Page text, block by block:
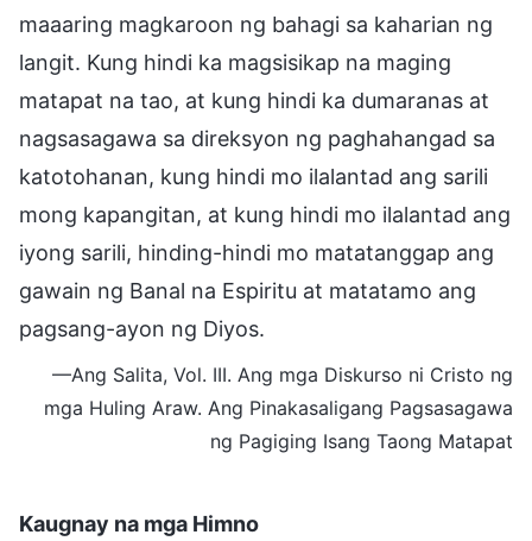
maaaring magkaroon ng bahagi sa kaharian ng
langit. Kung hindi ka magsisikap na maging
matapat na tao, at kung hindi ka dumaranas at
nagsasagawa sa direksyon ng paghahangad sa
katotohanan, kung hindi mo ilalantad ang sarili
mong kapangitan, at kung hindi mo ilalantad ang
iyong sarili, hinding-hindi mo matatanggap ang
gawain ng Banal na Espiritu at matatamo ang
pagsang-ayon ng Diyos.
—Ang Salita, Vol. III. Ang mga Diskurso ni Cristo ng
mga Huling Araw. Ang Pinakasaligang Pagsasagawa
ng Pagiging Isang Taong Matapat
Kaugnay na mga Himno